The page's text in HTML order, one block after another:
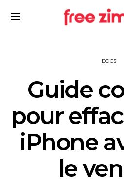
DOCS
Guide
pour
iPhone
le